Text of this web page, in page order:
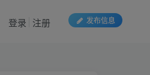
发布信息
登录 注册